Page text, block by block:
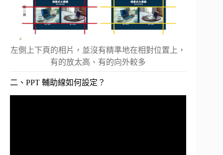
左側上下頁的相片，並沒有精準地在相對位置上，
有的放太高、有的向外較多
二、PPT 輔助線如何設定？